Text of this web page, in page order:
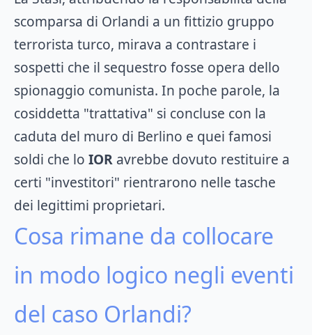
scomparsa di Orlandi a un fittizio gruppo
terrorista turco, mirava a contrastare i
sospetti che il sequestro fosse opera dello
spionaggio comunista. In poche parole, la
cosiddetta "trattativa" si concluse con la
caduta del muro di Berlino e quei famosi
soldi che lo IOR avrebbe dovuto restituire a
certi "investitori" rientrarono nelle tasche
dei legittimi proprietari.
Cosa rimane da collocare
in modo logico negli eventi
del caso Orlandi?